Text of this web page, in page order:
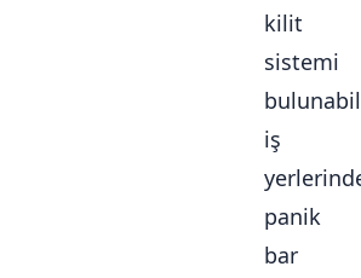
kilit
sistemi
iş
panik
bar